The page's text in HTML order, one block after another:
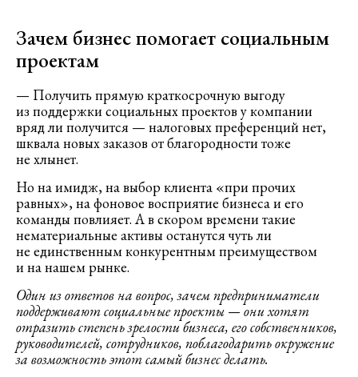
Зачем бизнес помогает социальным
проектам
— Получить прямую краткосрочную выгоду
из поддержки социальных проектов у компании
вряд ли получится — налоговых преференций нет,
шквала новых заказов от благородности тоже
не хлынет.
Но на имидж, на выбор клиента «при прочих
равных», на фоновое восприятие бизнеса и его
команды повлияет. А в скором времени такие
нематериальные активы останутся чуть ли
не единственным конкурентным преимуществом
и на нашем рынке.
Один из ответов на вопрос, зачем предприниматели
поддерживают социальные проекты — они хотят
отразить степень зрелости бизнеса, его собственников,
руководителей, сотрудников, поблагодарить окружение
за возможность этот самый бизнес делать.